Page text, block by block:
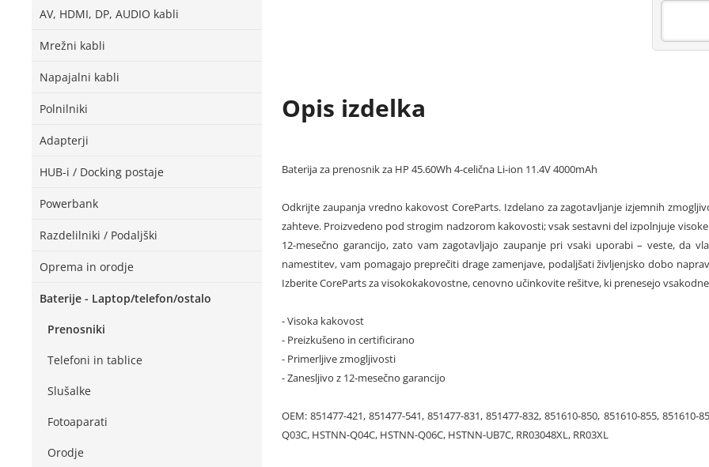
AV, HDMI, DP, AUDIO kabli
Mrežni kabli
Napajalni kabli
Polnilniki
Adapterji
HUB-i / Docking postaje
Powerbank
Razdelilniki / Podaljški
Oprema in orodje
Baterije - Laptop/telefon/ostalo
Prenosniki
Telefoni in tablice
Slušalke
Fotoaparati
Orodje
Opis izdelka
Baterija za prenosnik za HP 45.60Wh 4-celična Li-ion 11.4V 4000mAh
Odkrijte zaupanja vredno kakovost CoreParts. Izdelano za zagotavljanje izjemnih
zahteve. Proizvedeno pod strogim nadzorom kakovosti; vsak sestavni del izpolnjuje
12-mesečno garancijo, zato vam zagotavljajo zaupanje pri vsaki uporabi – veste, da
namestitev, vam pomagajo preprečiti drage zamenjave, podaljšati življenjsko dobo
Izberite CoreParts za visokokakovostne, cenovno učinkovite rešitve, ki prenesejo
- Visoka kakovost
- Preizkušeno in certificirano
- Primerljive zmogljivosti
- Zanesljivo z 12-mesečno garancijo
OEM: 851477-421, 851477-541, 851477-831, 851477-832, 851610-850, 851610-855,
Q03C, HSTNN-Q04C, HSTNN-Q06C, HSTNN-UB7C, RR03048XL, RR03XL